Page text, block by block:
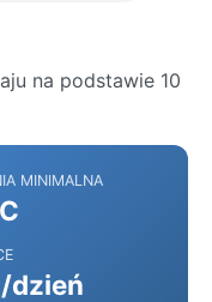
na podstawie 10
MINIMALNA
dzień